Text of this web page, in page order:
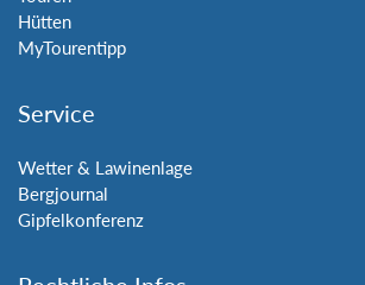
Hütten
MyTourentipp
Service
Wetter & Lawinenlage
Bergjournal
Gipfelkonferenz